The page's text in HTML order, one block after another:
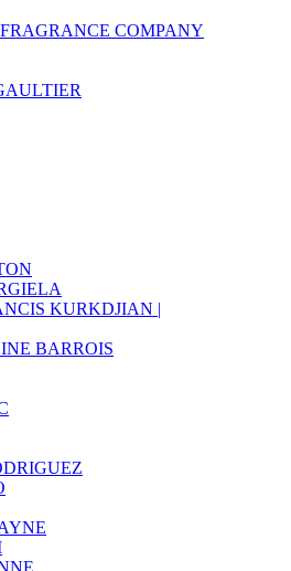
COMPANY
KURKDJIAN |
BARROIS